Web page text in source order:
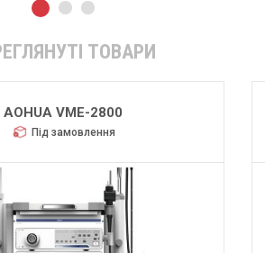
ТОВАРИ
AOHUA VME-2800
Під замовлення